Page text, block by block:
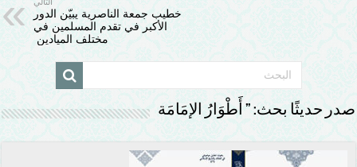
خطيب جمعة الناصرية يبيّن الدور
الأكبر في تقدم المسلمين في
مختلف الميادين
صدر حديثًا بحث: ” أَطْوَارُ الإمَامَة